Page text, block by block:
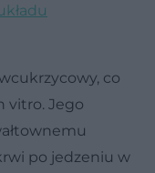
co
vitro. Jego
po jedzeniu w